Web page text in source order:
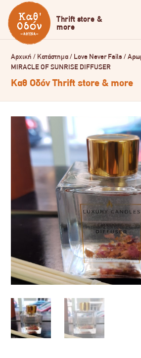
Αρχική / Κατάστημα/ Love Never Fails/
MIRACLE OF SUNRISE DIFFUSER
Καθ Οδόν Thrift store & more